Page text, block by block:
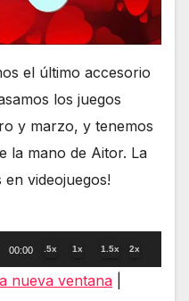
el último accesorio
los juegos
y marzo, y tenemos
la mano de Aitor. La
videojuegos!
00:00 .5x 1x 1.5x 2x
nueva ventana